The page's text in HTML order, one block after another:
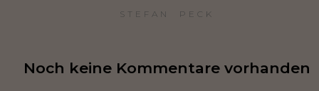
STEFAN  PECK
Noch keine Kommentare vorhanden